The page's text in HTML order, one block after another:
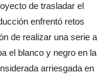
de trasladar el
enfrentó retos
de realizar una serie a
el blanco y negro en la
arriesgada en